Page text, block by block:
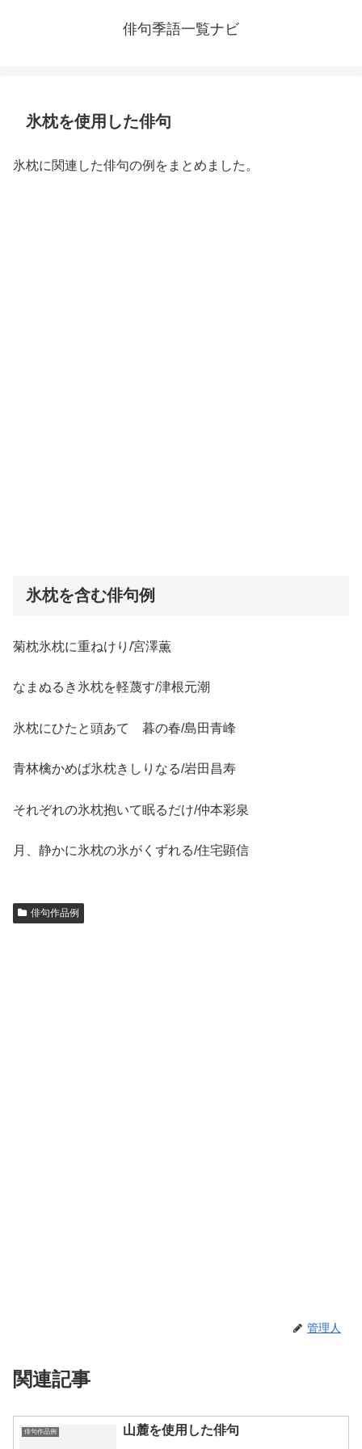
俳句季語一覧ナビ
氷枕を使用した俳句
氷枕に関連した俳句の例をまとめました。
氷枕を含む俳句例
菊枕氷枕に重ねけり/宮澤薫
なまぬるき氷枕を軽蔑す/津根元潮
氷枕にひたと頭あてゝ暮の春/島田青峰
青林檎かめば氷枕きしりなる/岩田昌寿
それぞれの氷枕抱いて眠るだけ/仲本彩泉
月、静かに氷枕の氷がくずれる/住宅顕信
俳句作品例
管理人
関連記事
俳句作品例 山麓を使用した俳句